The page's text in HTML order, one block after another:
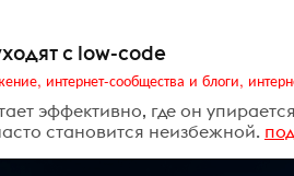
с low-code
эффективно, где он
становится неизбежной.